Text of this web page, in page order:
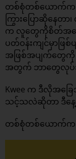
တစ်စုံတစ်ယောက်က
ကြွားပြောဆိုနေ
က လူတွေကိုစိတ်အနှေ
ပတ်ဝန်းကျင်မှာဖ
အဖြစ်အပျက်တွေကို
အတွက် ဘာတွေလု
Kwee က ဒီလိုအခ
သင့်သလဲဆိုတာ ဒီနေ့မှာ
တစ်စုံတစ်ယောက်က